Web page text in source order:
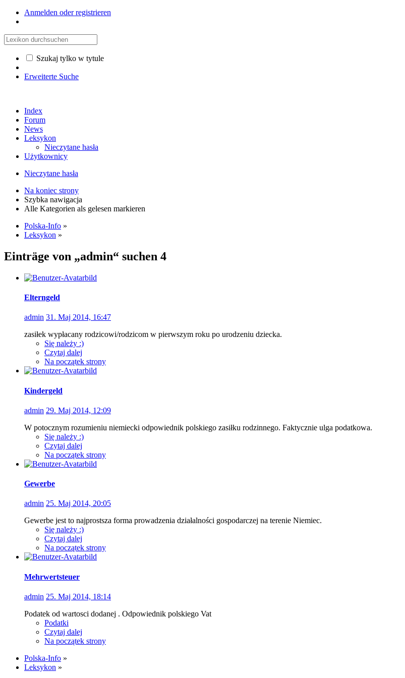
Anmelden oder registrieren
Szukaj tylko w tytule
Erweiterte Suche
Index
Forum
News
Leksykon
Nieczytane hasła
Użytkownicy
Nieczytane hasła
Na koniec strony
Szybka nawigacja
Alle Kategorien als gelesen markieren
Polska-Info »
Leksykon »
Einträge von „admin“ suchen 4
Elterngeld
admin 31. Maj 2014, 16:47
zasiłek wypłacany rodzicowi/rodzicom w pierwszym roku po urodzeniu dziecka.
Się należy :)
Czytaj dalej
Na początek strony
Kindergeld
admin 29. Maj 2014, 12:09
W potocznym rozumieniu niemiecki odpowiednik polskiego zasiłku rodzinnego. Faktycznie ulga podatkowa.
Się należy :)
Czytaj dalej
Na początek strony
Gewerbe
admin 25. Maj 2014, 20:05
Gewerbe jest to najprostsza forma prowadzenia działalności gospodarczej na terenie Niemiec.
Się należy :)
Czytaj dalej
Na początek strony
Mehrwertsteuer
admin 25. Maj 2014, 18:14
Podatek od wartosci dodanej . Odpowiednik polskiego Vat
Podatki
Czytaj dalej
Na początek strony
Polska-Info »
Leksykon »